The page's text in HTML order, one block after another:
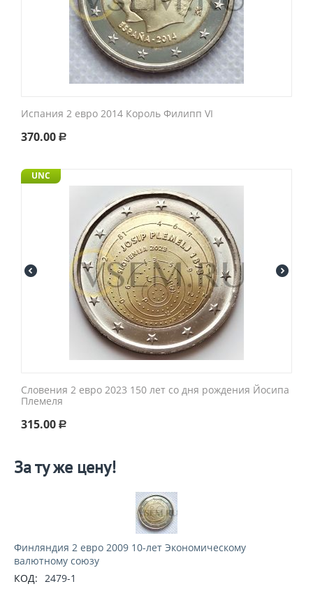
Испания 2 евро 2014 Король Филипп VI
370.00 Р
UNC
Словения 2 евро 2023 150 лет со дня рождения Йосипа
Племеля
315.00 Р
За ту же цену!
Финляндия 2 евро 2009 10-лет Экономическому
валютному союзу
КОД: 2479-1